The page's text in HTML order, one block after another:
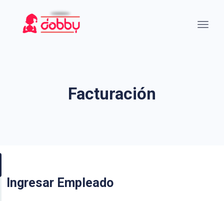
Facturación
Ingresar Empleado